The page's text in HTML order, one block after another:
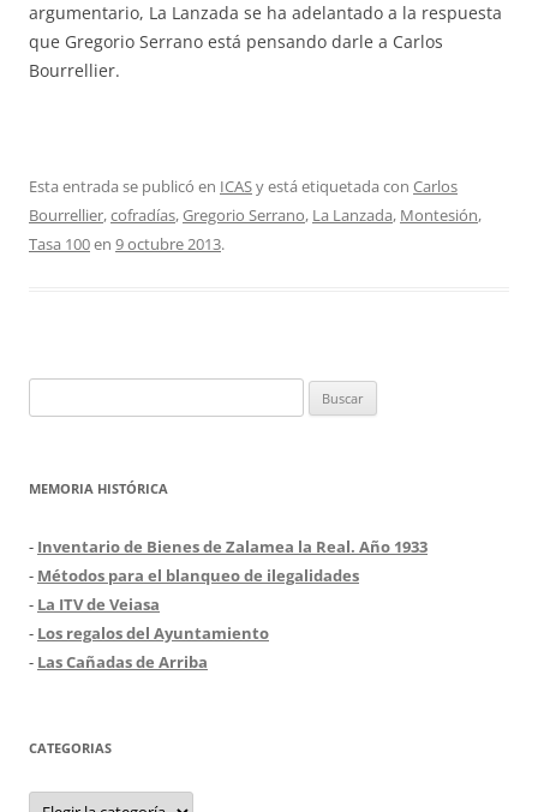
argumentario, La Lanzada se ha adelantado a la respuesta
que Gregorio Serrano está pensando darle a Carlos
Bourrellier.
Esta entrada se publicó en ICASy está etiquetada con Carlos
Bourrellier,cofradías,Gregorio Serrano, La Lanzada, Montesión,
Tasa 100en 9 octubre 2013.
MEMORIA HISTÓRICA
- Inventario de Bienes de Zalamea la Real. Año 1933
- Métodos para el blanqueo de ilegalidades
- La ITV de Veiasa
- Los regalos del Ayuntamiento
- Las Cañadas de Arriba
CATEGORIAS
Categorias